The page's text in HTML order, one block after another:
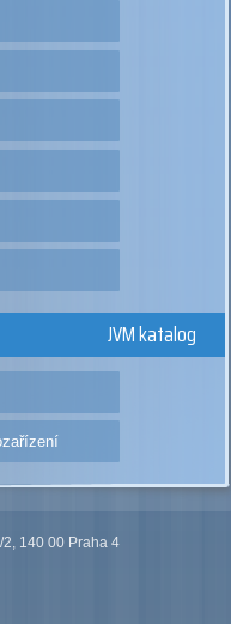
JVM katalog
140 00 Praha 4